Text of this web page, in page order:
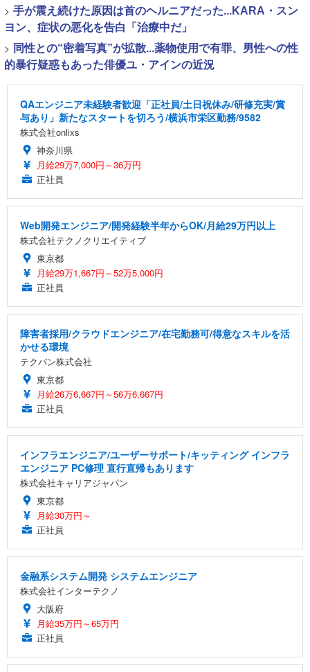
> 手が震え続けた原因は首のヘルニアだった...KARA・スン
ヨン、症状の悪化を告白「治療中だ」
> 同性との“密着写真”が拡散...薬物使用で有罪、男性への性
的暴行疑惑もあった俳優ユ・アインの近況
QAエンジニア未経験者歓迎「正社員/土日祝休み/研修充実/賞
与あり」新たなスタートを切ろう/横浜市栄区勤務/9582
株式会社onlixs
神奈川県
月給29万7,000円～36万円
正社員
Web開発エンジニア/開発経験半年からOK/月給29万円以上
株式会社テクノクリエイティブ
東京都
月給29万1,667円～52万5,000円
正社員
障害者採用/クラウドエンジニア/在宅勤務可/得意なスキルを活
かせる環境
テクバン株式会社
東京都
月給26万6,667円～56万6,667円
正社員
インフラエンジニア/ユーザーサポート/キッティング インフラ
エンジニア PC修理 直行直帰もあります
株式会社キャリアジャパン
東京都
月給30万円～
正社員
金融系システム開発 システムエンジニア
株式会社インターテクノ
大阪府
月給35万円～65万円
正社員